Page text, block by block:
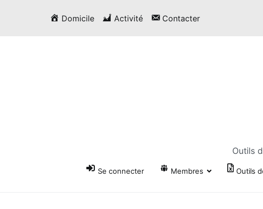
Domicile Activité Contacter
Outils
Se connecter Membres Outils